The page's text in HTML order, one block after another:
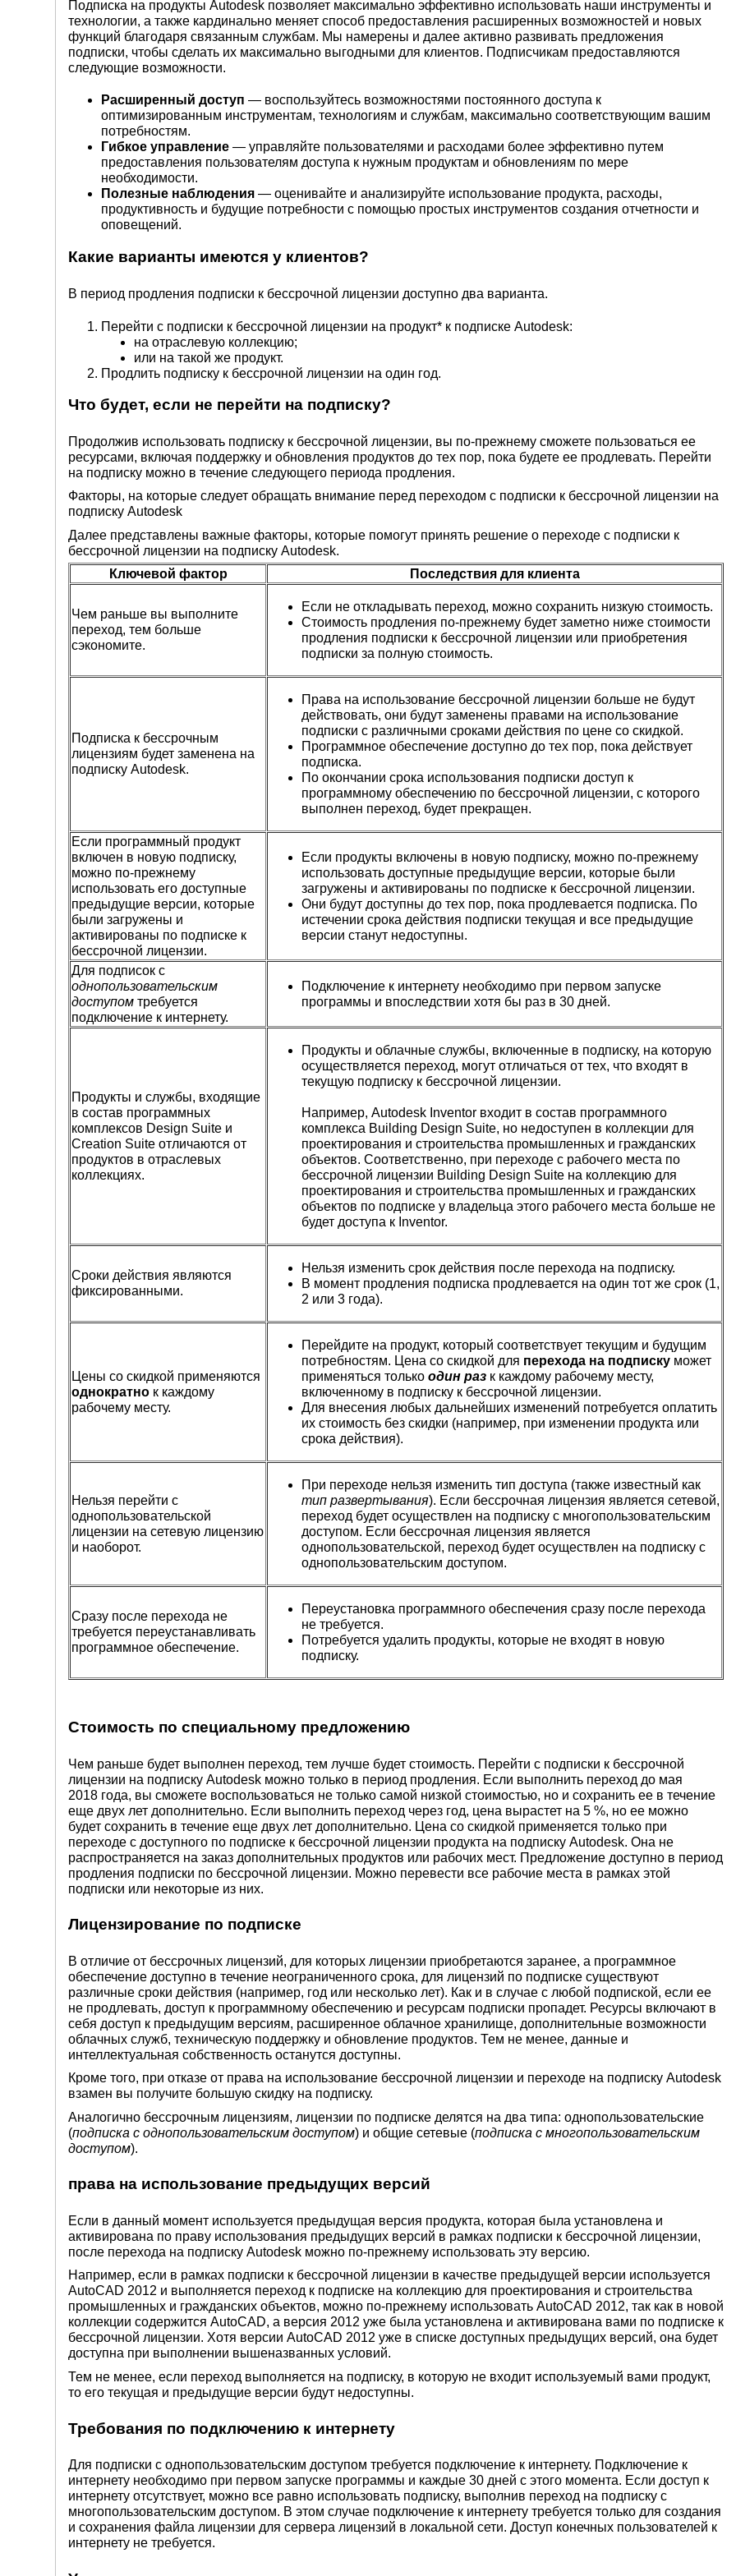
Подписка на продукты Autodesk позволяет максимально эффективно использовать наши инструменты и
технологии, а также кардинально меняет способ предоставления расширенных возможностей и новых
функций благодаря связанным службам. Мы намерены и далее активно развивать предложения
подписки, чтобы сделать их максимально выгодными для клиентов. Подписчикам предоставляются
следующие возможности.
Расширенный доступ — воспользуйтесь возможностями постоянного доступа к
оптимизированным инструментам, технологиям и службам, максимально соответствующим вашим
потребностям.
Гибкое управление — управляйте пользователями и расходами более эффективно путем
предоставления пользователям доступа к нужным продуктам и обновлениям по мере
необходимости.
Полезные наблюдения — оценивайте и анализируйте использование продукта, расходы,
продуктивность и будущие потребности с помощью простых инструментов создания отчетности и
оповещений.
Какие варианты имеются у клиентов?
В период продления подписки к бессрочной лицензии доступно два варианта.
Перейти с подписки к бессрочной лицензии на продукт* к подписке Autodesk:
на отраслевую коллекцию;
или на такой же продукт.
Продлить подписку к бессрочной лицензии на один год.
Что будет, если не перейти на подписку?
Продолжив использовать подписку к бессрочной лицензии, вы по-прежнему сможете пользоваться ее
ресурсами, включая поддержку и обновления продуктов до тех пор, пока будете ее продлевать. Перейти
на подписку можно в течение следующего периода продления.
Факторы, на которые следует обращать внимание перед переходом с подписки к бессрочной лицензии на
подписку Autodesk
Далее представлены важные факторы, которые помогут принять решение о переходе с подписки к
бессрочной лицензии на подписку Autodesk.
Ключевой фактор
Последствия для клиента
Чем раньше вы выполните
переход, тем больше
сэкономите.
Если не откладывать переход, можно сохранить низкую стоимость.
Стоимость продления по-прежнему будет заметно ниже стоимости
продления подписки к бессрочной лицензии или приобретения
подписки за полную стоимость.
Подписка к бессрочным
лицензиям будет заменена на
подписку Autodesk.
Права на использование бессрочной лицензии больше не будут
действовать, они будут заменены правами на использование
подписки с различными сроками действия по цене со скидкой.
Программное обеспечение доступно до тех пор, пока действует
подписка.
По окончании срока использования подписки доступ к
программному обеспечению по бессрочной лицензии, с которого
выполнен переход, будет прекращен.
Если программный продукт
включен в новую подписку,
можно по-прежнему
использовать его доступные
предыдущие версии, которые
были загружены и
активированы по подписке к
бессрочной лицензии.
Если продукты включены в новую подписку, можно по-прежнему
использовать доступные предыдущие версии, которые были
загружены и активированы по подписке к бессрочной лицензии.
Они будут доступны до тех пор, пока продлевается подписка. По
истечении срока действия подписки текущая и все предыдущие
версии станут недоступны.
Для подписок с
однопользовательским
доступом требуется
подключение к интернету.
Подключение к интернету необходимо при первом запуске
программы и впоследствии хотя бы раз в 30 дней.
Продукты и службы, входящие
в состав программных
комплексов Design Suite и
Creation Suite отличаются от
продуктов в отраслевых
коллекциях.
Продукты и облачные службы, включенные в подписку, на которую
осуществляется переход, могут отличаться от тех, что входят в
текущую подписку к бессрочной лицензии.
Например, Autodesk Inventor входит в состав программного
комплекса Building Design Suite, но недоступен в коллекции для
проектирования и строительства промышленных и гражданских
объектов. Соответственно, при переходе с рабочего места по
бессрочной лицензии Building Design Suite на коллекцию для
проектирования и строительства промышленных и гражданских
объектов по подписке у владельца этого рабочего места больше не
будет доступа к Inventor.
Сроки действия являются
фиксированными.
Нельзя изменить срок действия после перехода на подписку.
В момент продления подписка продлевается на один тот же срок (1,
2 или 3 года).
Цены со скидкой применяются
однократно к каждому
рабочему месту.
Перейдите на продукт, который соответствует текущим и будущим
потребностям. Цена со скидкой для перехода на подписку может
применяться толькоодин раз к каждому рабочему месту,
включенному в подписку к бессрочной лицензии.
Для внесения любых дальнейших изменений потребуется оплатить
их стоимость без скидки (например, при изменении продукта или
срока действия).
Нельзя перейти с
однопользовательской
лицензии на сетевую лицензию
и наоборот.
При переходе нельзя изменить тип доступа (также известный как
тип развертывания). Если бессрочная лицензия является сетевой,
переход будет осуществлен на подписку с многопользовательским
доступом. Если бессрочная лицензия является
однопользовательской, переход будет осуществлен на подписку с
однопользовательским доступом.
Сразу после перехода не
требуется переустанавливать
программное обеспечение.
Переустановка программного обеспечения сразу после перехода
не требуется.
Потребуется удалить продукты, которые не входят в новую
подписку.
Стоимость по специальному предложению
Чем раньше будет выполнен переход, тем лучше будет стоимость. Перейти с подписки к бессрочной
лицензии на подписку Autodesk можно только в период продления. Если выполнить переход до мая
2018 года, вы сможете воспользоваться не только самой низкой стоимостью, но и сохранить ее в течение
еще двух лет дополнительно. Если выполнить переход через год, цена вырастет на 5 %, но ее можно
будет сохранить в течение еще двух лет дополнительно. Цена со скидкой применяется только при
переходе с доступного по подписке к бессрочной лицензии продукта на подписку Autodesk. Она не
распространяется на заказ дополнительных продуктов или рабочих мест. Предложение доступно в период
продления подписки по бессрочной лицензии. Можно перевести все рабочие места в рамках этой
подписки или некоторые из них.
Лицензирование по подписке
В отличие от бессрочных лицензий, для которых лицензии приобретаются заранее, а программное
обеспечение доступно в течение неограниченного срока, для лицензий по подписке существуют
различные сроки действия (например, год или несколько лет). Как и в случае с любой подпиской, если ее
не продлевать, доступ к программному обеспечению и ресурсам подписки пропадет. Ресурсы включают в
себя доступ к предыдущим версиям, расширенное облачное хранилище, дополнительные возможности
облачных служб, техническую поддержку и обновление продуктов. Тем не менее, данные и
интеллектуальная собственность останутся доступны.
Кроме того, при отказе от права на использование бессрочной лицензии и переходе на подписку Autodesk
взамен вы получите большую скидку на подписку.
Аналогично бессрочным лицензиям, лицензии по подписке делятся на два типа: однопользовательские
(подписка с однопользовательским доступом) и общие сетевые (подписка с многопользовательским
доступом).
права на использование предыдущих версий
Если в данный момент используется предыдущая версия продукта, которая была установлена и
активирована по праву использования предыдущих версий в рамках подписки к бессрочной лицензии,
после перехода на подписку Autodesk можно по-прежнему использовать эту версию.
Например, если в рамках подписки к бессрочной лицензии в качестве предыдущей версии используется
AutoCAD 2012 и выполняется переход к подписке на коллекцию для проектирования и строительства
промышленных и гражданских объектов, можно по-прежнему использовать AutoCAD 2012, так как в новой
коллекции содержится AutoCAD, а версия 2012 уже была установлена и активирована вами по подписке к
бессрочной лицензии. Хотя версии AutoCAD 2012 уже в списке доступных предыдущих версий, она будет
доступна при выполнении вышеназванных условий.
Тем не менее, если переход выполняется на подписку, в которую не входит используемый вами продукт,
то его текущая и предыдущие версии будут недоступны.
Требования по подключению к интернету
Для подписки с однопользовательским доступом требуется подключение к интернету. Подключение к
интернету необходимо при первом запуске программы и каждые 30 дней с этого момента. Если доступ к
интернету отсутствует, можно все равно использовать подписку, выполнив переход на подписку с
многопользовательским доступом. В этом случае подключение к интернету требуется только для создания
и сохранения файла лицензии для сервера лицензий в локальной сети. Доступ конечных пользователей к
интернету не требуется.